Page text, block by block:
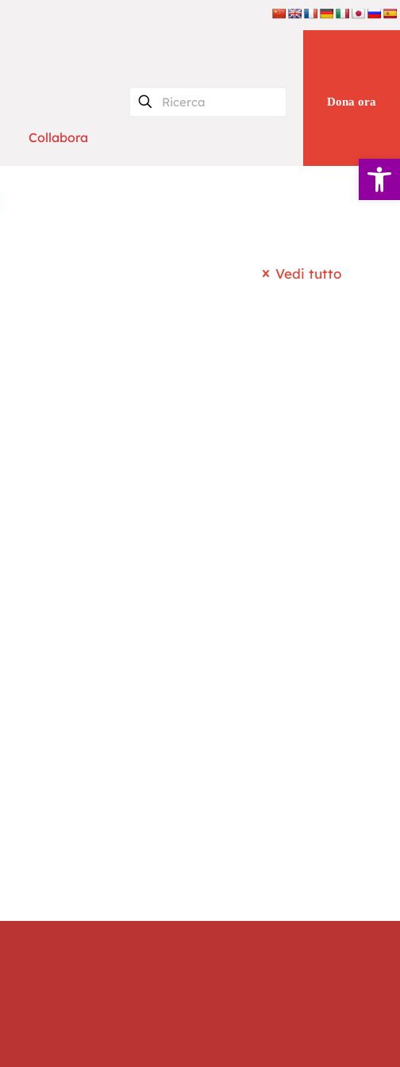
Apri la
Collabora
Dona ora
Vedi tutto